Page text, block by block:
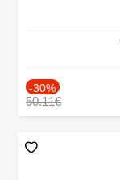
-30%
50.11€